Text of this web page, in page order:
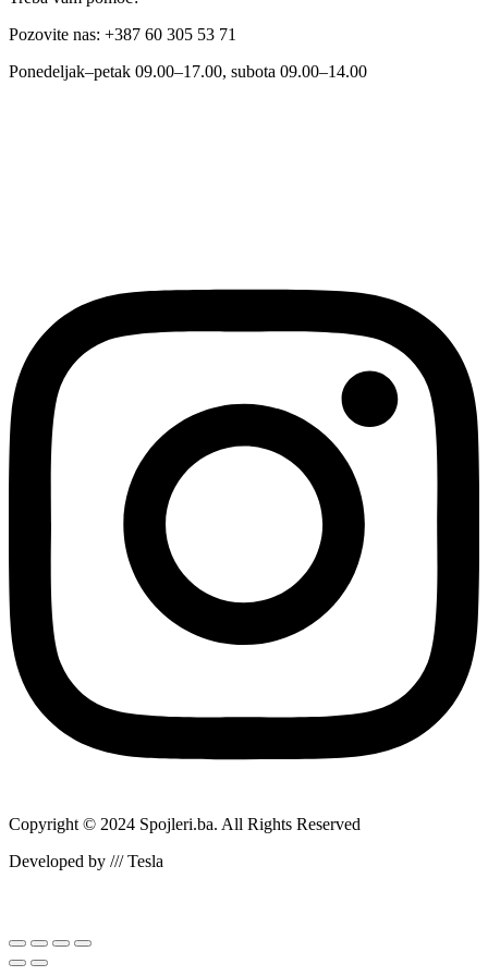
Pozovite nas: +387 60 305 53 71
Ponedeljak–petak 09.00–17.00, subota 09.00–14.00
Copyright © 2024 Spojleri.ba. All Rights Reserved
Developed by /// Tesla